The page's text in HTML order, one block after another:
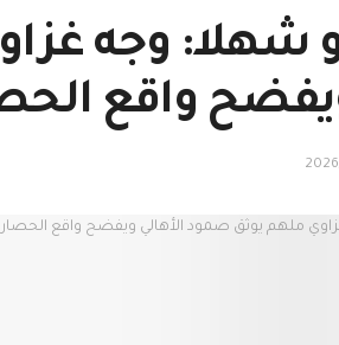
شهلا: وجه
واقع